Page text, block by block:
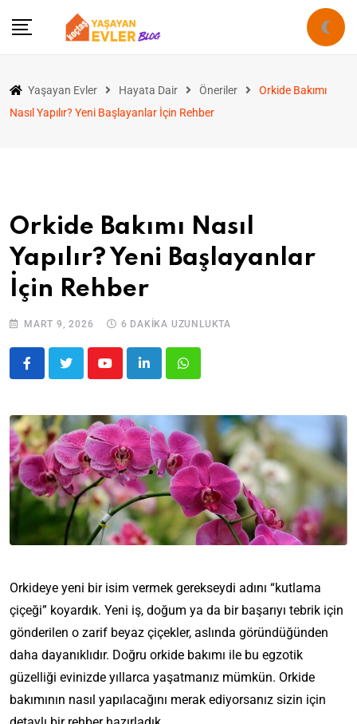
Yaşayan Evler Hayata Dair Öneriler
Orkide Bakımı
Nasıl Yapılır? Yeni Başlayanlar İçin Rehber
Orkide Bakımı Nasıl
Yapılır? Yeni Başlayanlar
İçin Rehber
MART 9, 2026 6 DAKIKA UZUNLUKTA
Orkideye yeni bir isim vermek gerekseydi adını “kutlama
çiçeği” koyardık. Yeni iş, doğum ya da bir başarıyı tebrik için
gönderilen o zarif beyaz çiçekler, aslında göründüğünden
daha dayanıklıdır. Doğru orkide bakımı ile bu egzotik
güzelliği evinizde yıllarca yaşatmanız mümkün. Orkide
bakımının nasıl yapılacağını merak ediyorsanız sizin için